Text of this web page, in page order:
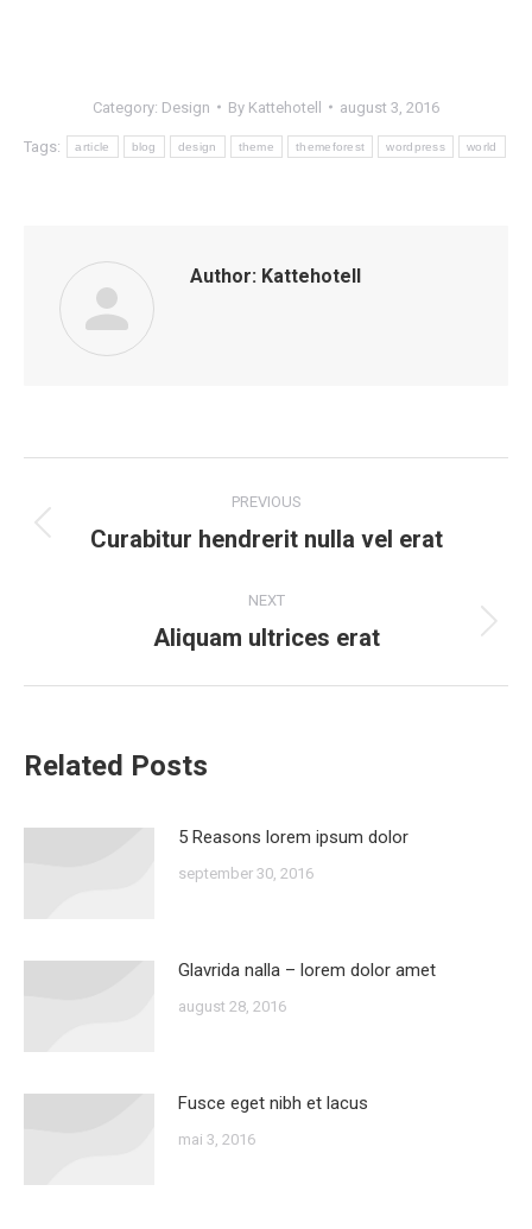
Category: Design By Kattehotell august 3, 2016
Tags: article blog design theme themeforest wordpress world
Author: Kattehotell
navigation
PREVIOUS
Previous
Curabitur hendrerit nulla vel erat
NEXT
Next
Aliquam ultrices erat
Related Posts
5 Reasons lorem ipsum dolor
september 30, 2016
Glavrida nalla – lorem dolor amet
august 28, 2016
Fusce eget nibh et lacus
mai 3, 2016